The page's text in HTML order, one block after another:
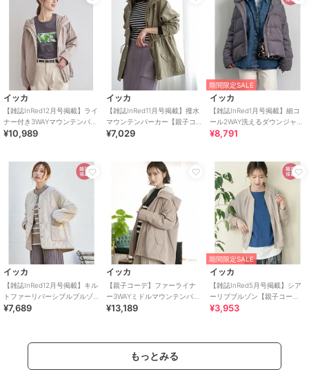
イッカ
【雑誌InRed12月号掲載】ライ
ナー付き3WAYマウンテンパー
カー【親子コーデ】
¥10,989
イッカ
【雑誌InRed11月号掲載】撥水
マウンテンパーカー【親子コ
ーデ】
¥7,029
期間限定SALE
イッカ
【雑誌InRed1月号掲載】細コ
ール2WAY洗えるダウンジャケ
ット【洗濯機で洗える／親子
¥8,791
イッカ
【雑誌InRed12月号掲載】キル
トファーリバーシブルブルゾ
ン【2WAY／親子コーデ】
¥7,689
イッカ
【親子コーデ】ファーライナ
ー3WAYミドルマウンテンパー
カー
¥13,189
期間限定SALE
イッカ
【雑誌InRed5月号掲載】シア
ーリブブルゾン【親子コー
デ】
¥3,953
もっとみる